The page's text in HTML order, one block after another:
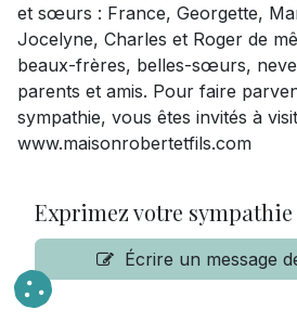
et sœurs : France, Georgette,
Jocelyne, Charles et Roger de
beaux-frères, belles-sœurs,
parents et amis. Pour faire
sympathie, vous êtes invités à
www.maisonrobertetfils.com
Exprimez votre sympathie
Écrire un message